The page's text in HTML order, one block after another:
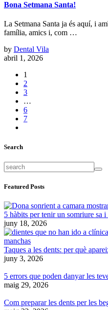
Bona Setmana Santa!
La Setmana Santa ja és aquí, i
família, amics i, com …
by Dental Vila
abril 1, 2026
1
2
3
…
6
7
Search
Featured Posts
5 hàbits per tenir un somriure sa i
juny 18, 2026
Taques a les dents: per què
juny 3, 2026
5 errors que poden danyar les
maig 29, 2026
Com preparar les dents per les